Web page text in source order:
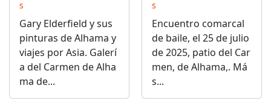
s
Gary Elderfield y sus
pinturas de Alhama y
viajes por Asia. Galerí
a del Carmen de Alha
ma de...
s
Encuentro comarcal
de baile, el 25 de julio
de 2025, patio del Car
men, de Alhama,. Má
s...